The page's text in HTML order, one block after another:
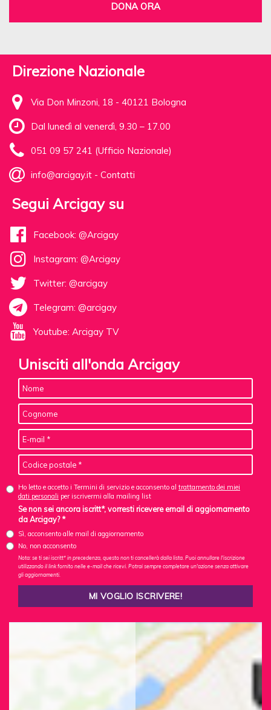
DONA ORA
Direzione Nazionale
Via Don Minzoni, 18 - 40121 Bologna
Dal lunedì al venerdì, 9.30 – 17.00
051 09 57 241 (Ufficio Nazionale)
info@arcigay.it - Contatti
Segui Arcigay su
Facebook: @Arcigay
Instagram: @Arcigay
Twitter: @arcigay
Telegram: @arcigay
Youtube: Arcigay TV
Unisciti all'onda Arcigay
Ho letto e accetto i Termini di servizio e acconsento al trattamento dei miei
dati personali per iscrivermi alla mailing list
Se non sei ancora iscritt*, vorresti ricevere email di aggiornamento
da Arcigay? *
Sì, acconsento alle mail di aggiornamento
No, non acconsento
Nota: se ti sei iscritt* in precedenza, questo non ti cancellerà dalla lista. Puoi annullare l'iscrizione
utilizzando il link fornito nelle e-mail che ricevi. Potrai sempre completare un'azione senza attivare
gli aggiornamenti.